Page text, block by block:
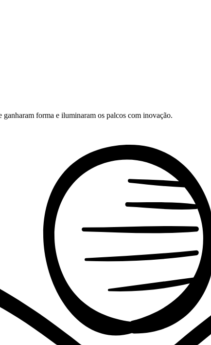
forma e iluminaram os palcos com inovação.